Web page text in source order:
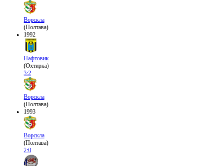
Ворскла
(Полтава)
1992
Нафтовик
(Охтирка)
3:2
Ворскла
(Полтава)
1993
Ворскла
(Полтава)
2:0